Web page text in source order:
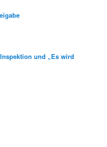
und „Es wird